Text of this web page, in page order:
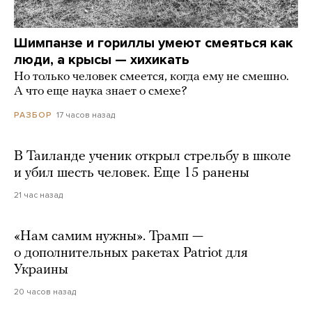
Шимпанзе и гориллы умеют смеяться как
люди, а крысы — хихикать
Но только человек смеется, когда ему не смешно.
А что еще наука знает о смехе?
РАЗБОР 17 часов назад
В Таиланде ученик открыл стрельбу в школе
и убил шесть человек. Еще 15 ранены
21 час назад
«Нам самим нужны». Трамп —
о дополнительных ракетах Patriot для
Украины
20 часов назад